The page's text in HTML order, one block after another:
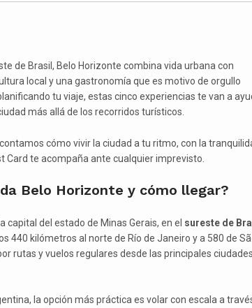
de Brasil, Belo Horizonte combina vida urbana con
local y una gastronomía que es motivo de orgullo
tu viaje, estas cinco experiencias te van a
más allá de los recorridos turísticos.
cómo vivir la ciudad a tu ritmo, con la
Card te acompaña ante cualquier imprevisto.
Belo Horizonte y cómo llegar?
capital del estado de Minas Gerais, en el sureste de
440 kilómetros al norte de Río de Janeiro y a 580 de
rutas y vuelos regulares desde las principales
la opción más práctica es volar con escala a